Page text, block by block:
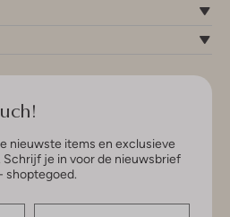
nieuwste items en exclusieve
Schrijf je in voor de nieuwsbrief
shoptegoed.